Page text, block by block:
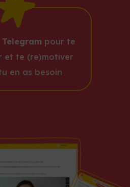
pour te
et te (re)motiver
en as besoin